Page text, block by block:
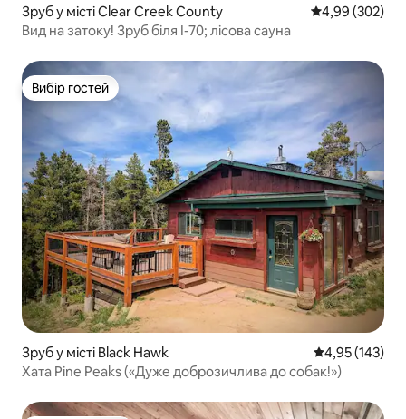
Зруб у місті Clear Creek County Середня
4,99 (302)
Вид на затоку! Зруб біля I-70; лісова сауна
Вибір гостей
Вибір гостей
Зруб у місті Black Hawk Середня
4,95 (143)
Хата Pine Peaks («Дуже доброзичлива до собак!»)